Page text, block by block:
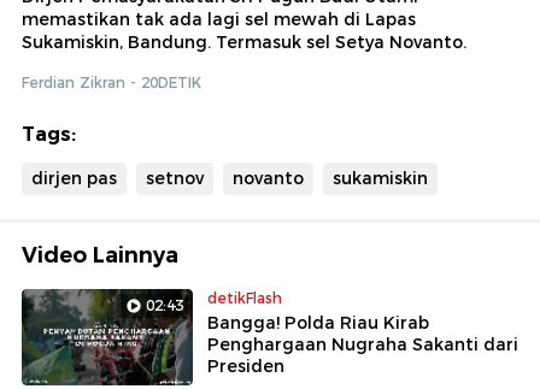
memastikan tak ada lagi sel mewah di Lapas
Sukamiskin, Bandung. Termasuk sel Setya Novanto.
Ferdian Zikran - 20DETIK
Tags:
dirjen pas setnov novanto sukamiskin
Video Lainnya
02:43 detikFlash
Bangga! Polda Riau Kirab
Penghargaan Nugraha Sakanti dari
Presiden